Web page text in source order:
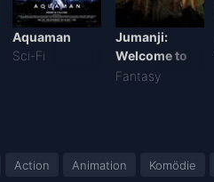
Aquaman
Sci-Fi
Jumanji:
Welcome to
the Jungle
Fantasy
Action Animation Komödie